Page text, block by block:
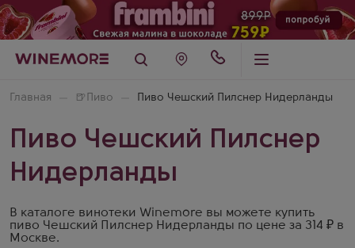
Главная 🍺 Пиво Пиво Чешский Пилснер Нидерланды
Пиво Чешский Пилснер
Нидерланды
В каталоге винотеки Winemore вы можете купить
пиво Чешский Пилснер Нидерланды по цене за 314 ₽ в
Москве.